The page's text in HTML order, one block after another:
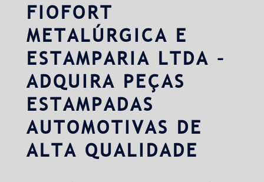
FIOFORT
METALÚRGICA E
ESTAMPARIA LTDA –
ADQUIRA PEÇAS
ESTAMPADAS
AUTOMOTIVAS DE
ALTA QUALIDADE